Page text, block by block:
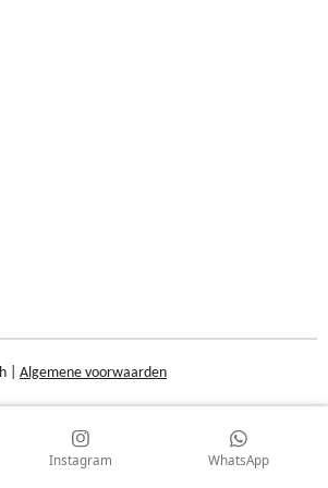
| Algemene voorwaarden
Instagram WhatsApp